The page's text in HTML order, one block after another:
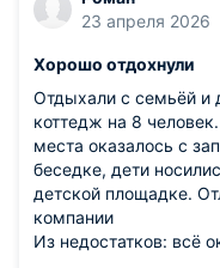
23 апреля 2026
Хорошо отдохнули
Отдыхали с семьёй и
коттедж на 8
места оказалось с
беседке, дети
детской площадке.
компании
Из недостатков: всё